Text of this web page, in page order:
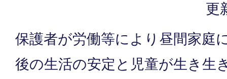
更
保護者が労働等により昼間家庭
後の生活の安定と児童が生き生